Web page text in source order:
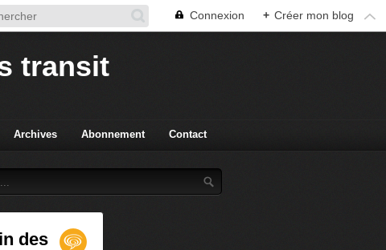
Connexion + Créer mon blog
transit
Archives Abonnement Contact
des